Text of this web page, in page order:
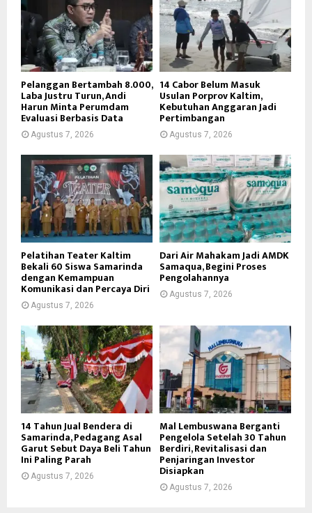
Pelanggan Bertambah 8.000,
Laba Justru Turun, Andi
Harun Minta Perumdam
Evaluasi Berbasis Data
Agustus 7, 2026
14 Cabor Belum Masuk
Usulan Porprov Kaltim,
Kebutuhan Anggaran Jadi
Pertimbangan
Agustus 7, 2026
Pelatihan Teater Kaltim
Bekali 60 Siswa Samarinda
dengan Kemampuan
Komunikasi dan Percaya Diri
Agustus 7, 2026
Dari Air Mahakam Jadi AMDK
Samaqua, Begini Proses
Pengolahannya
Agustus 7, 2026
14 Tahun Jual Bendera di
Samarinda, Pedagang Asal
Garut Sebut Daya Beli Tahun
Ini Paling Parah
Agustus 7, 2026
Mal Lembuswana Berganti
Pengelola Setelah 30 Tahun
Berdiri, Revitalisasi dan
Penjaringan Investor
Disiapkan
Agustus 7, 2026